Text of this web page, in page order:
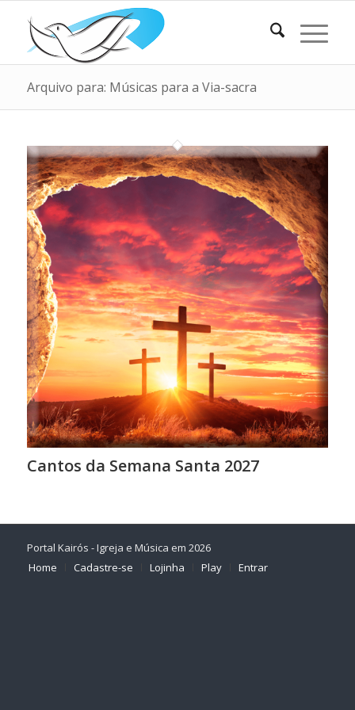
Arquivo para: Músicas para a Via-sacra
Cantos da Semana Santa 2027
Portal Kairós - Igreja e Música em 2026
Home
Cadastre-se Lojinha Play Entrar